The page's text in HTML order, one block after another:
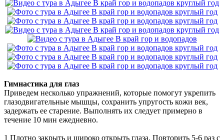
Гимнастика для глаз
Приведем несколько упражнений, которые помогут укрепить
глазодвигательные мышцы, сохранить упругость кожи век,
задержать ее старение. Выполнять их следует примерно в
течение 10 мин ежедневно.
1 Плотно закрыть и широко открыть глаза. Повторить 5-6 раз с